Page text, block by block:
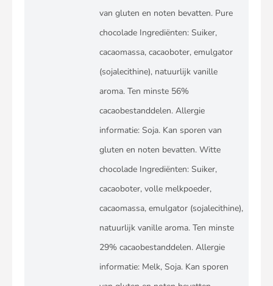
van gluten en noten bevatten. Pure
chocolade Ingrediënten: Suiker,
cacaomassa, cacaoboter, emulgator
(sojalecithine), natuurlijk vanille
aroma. Ten minste 56%
cacaobestanddelen. Allergie
informatie: Soja. Kan sporen van
gluten en noten bevatten. Witte
chocolade Ingrediënten: Suiker,
cacaoboter, volle melkpoeder,
cacaomassa, emulgator (sojalecithine),
natuurlijk vanille aroma. Ten minste
29% cacaobestanddelen. Allergie
informatie: Melk, Soja. Kan sporen